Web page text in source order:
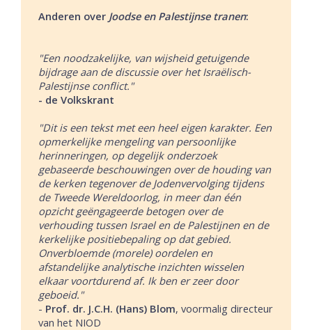
Anderen over Joodse en Palestijnse tranen:
"Een noodzakelijke, van wijsheid getuigende
bijdrage aan de discussie over het Israëlisch-
Palestijnse conflict."
- de Volkskrant
"Dit is een tekst met een heel eigen karakter. Een
opmerkelijke mengeling van persoonlijke
herinneringen, op degelijk onderzoek
gebaseerde beschouwingen over de houding van
de kerken tegenover de Jodenvervolging tijdens
de Tweede Wereldoorlog, in meer dan één
opzicht geëngageerde betogen over de
verhouding tussen Israel en de Palestijnen en de
kerkelijke positiebepaling op dat gebied.
Onverbloemde (morele) oordelen en
afstandelijke analytische inzichten wisselen
elkaar voortdurend af. Ik ben er zeer door
geboeid."
- Prof. dr. J.C.H. (Hans) Blom, voormalig directeur
van het NIOD